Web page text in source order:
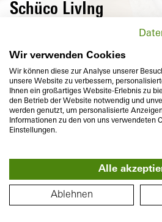
GRUNDRISS
Schüco LivIng
Hochwärmedämmende
Energiekosten, sondern
mit maximalem Komfort
Designvarianten.
82mm
Wir verwenden Cookies
Wir können diese zur Analyse unserer
unsere Website zu verbessern,
Ihnen ein großartiges Website-Erlebnis zu
den Betrieb der Website notwendig und
werden genutzt, um personalisierte
Informationen zu den von uns verwendeten
Einstellungen.
Alle
Ablehnen